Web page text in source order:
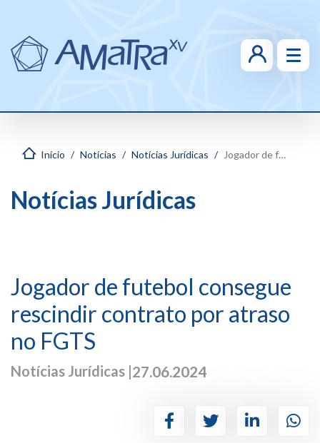
Notícias Jurídicas
Início Notícias Notícias Jurídicas Jogador de futebol consegue rescindir contrato por atraso no FGTS
Jogador de futebol consegue
rescindir contrato por atraso
no FGTS
Notícias Jurídicas |27.06.2024